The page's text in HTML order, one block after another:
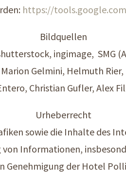
https://
Bildquellen
ingimage, SMG
Gelmini, Helmuth
Christian Gufler, Alex
Urheberrecht
sowie die Inhalte des
Informationen,
der Hotel